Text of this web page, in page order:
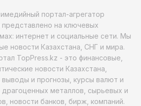
портал-агрегатор
представлено на ключевых
интернет и социальные сети. Мы
новости Казахстана, СНГ и мира.
TopPress.kz - это финансовые,
новости Казахстана,
выводы и прогнозы, курсы валют и
металлов, сырьевых и
новости банков, бирж, компаний.